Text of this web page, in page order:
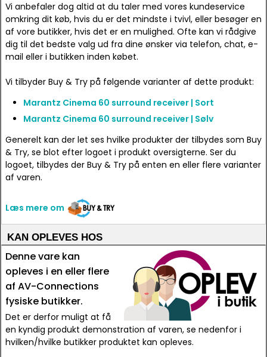
Vi anbefaler dog altid at du taler med vores kundeservice
omkring dit køb, hvis du er det mindste i tvivl, eller besøger en
af vore butikker, hvis det er en mulighed. Ofte kan vi rådgive
dig til det bedste valg ud fra dine ønsker via telefon, chat, e-
mail eller i butikken inden købet.
Vi tilbyder Buy & Try på følgende varianter af dette produkt:
Marantz Cinema 60 surround receiver | Sort
Marantz Cinema 60 surround receiver | Sølv
Generelt kan der let ses hvilke produkter der tilbydes som Buy
& Try, se blot efter logoet i produkt oversigterne. Ser du
logoet, tilbydes der Buy & Try på enten en eller flere varianter
af varen.
Læs mere om
KAN OPLEVES HOS
Denne vare kan
opleves i en eller flere
af AV-Connections
fysiske butikker.
Det er derfor muligt at få
en kyndig produkt demonstration af varen, se nedenfor i
hvilken/hvilke butikker produktet kan opleves.